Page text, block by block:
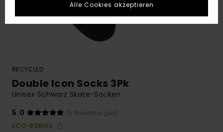
RECYCLED
Double Icon Socks 3Pk
Unisex Schwarz Skate-Socken
5.0
(5 Bewertungen)
ECO-BONUS
Alle Cookies akzeptieren